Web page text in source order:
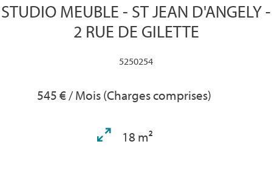
STUDIO MEUBLE - ST JEAN D'ANGELY -
2 RUE DE GILETTE
5250254
545 € / Mois (Charges comprises)
18 m²